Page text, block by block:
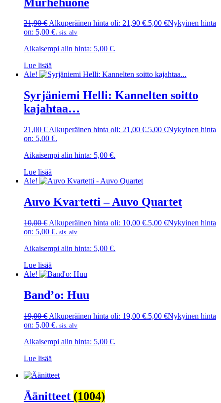
21,90€Alkuperäinen hinta oli: 21,90 €.5,00 €Nykyinen hinta
on: 5,00 €. sis. alv
Aikaisempi alin hinta: 5,00 €.
Lue lisää
Ale!
Syrjäniemi Helli: Kannelten soitto
kajahtaa…
21,00€ Alkuperäinen hinta oli: 21,00 €.5,00 €Nykyinen hinta
on: 5,00 €.
Aikaisempi alin hinta: 5,00 €.
Lue lisää
Ale!
Auvo Kvartetti – Auvo Quartet
10,00€ Alkuperäinen hinta oli: 10,00 €.5,00 €Nykyinen hinta
on: 5,00 €. sis. alv
Aikaisempi alin hinta: 5,00 €.
Lue lisää
Ale!
Band’o: Huu
19,00€ Alkuperäinen hinta oli: 19,00 €.5,00 €Nykyinen hinta
on: 5,00 €. sis. alv
Aikaisempi alin hinta: 5,00 €.
Lue lisää
Äänitteet (1004)